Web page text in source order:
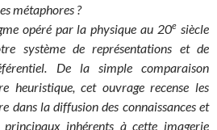
métaphores ?
opéré par la physique au 20e siècle
système de représentations et de
De la simple comparaison
heuristique, cet ouvrage recense les
dans la diffusion des connaissances et
principaux inhérents à cette imagerie